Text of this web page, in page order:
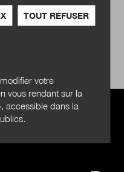
l’obsolescence.
l’association PiNG
TOUT REFUSER
votre
vous rendant sur la
accessible dans la